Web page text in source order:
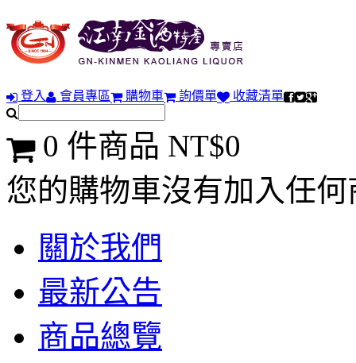
登入 會員專區 購物車 詢價單 收藏清單
0 件商品 NT$0
您的購物車沒有加入任何
關於我們
最新公告
商品總覽